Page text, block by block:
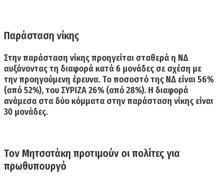
Παράσταση νίκης
Στην παράσταση νίκης προηγείται σταθερά η ΝΔ
αυξάνοντας τη διαφορά κατά 6 μονάδες σε σχέση με
την προηγούμενη έρευνα. Το ποσοστό της ΝΔ είναι 56%
(από 52%), του ΣΥΡΙΖΑ 26% (από 28%). Η διαφορά
ανάμεσα στα δύο κόμματα στην παράσταση νίκης είναι
30 μονάδες.
Τον Μητσοτάκη προτιμούν οι πολίτες για
πρωθυπουργό